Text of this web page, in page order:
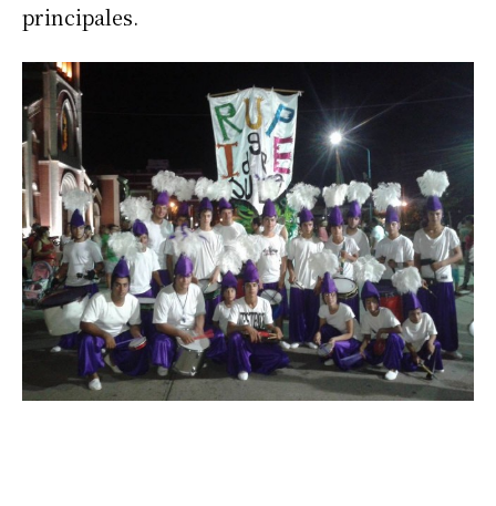
principales.